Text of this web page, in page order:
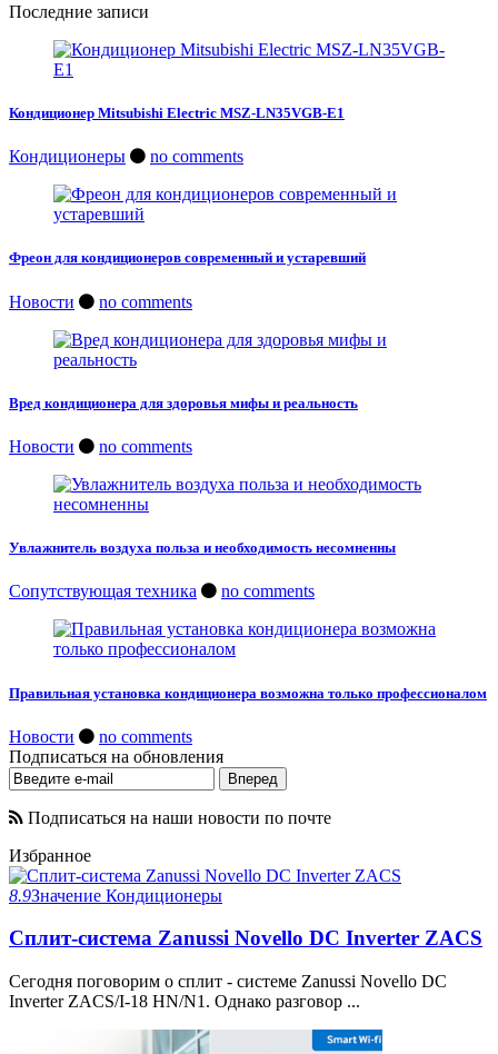
Последние записи
Кондиционер Mitsubishi Electric MSZ-LN35VGB-E1
Кондиционеры no comments
Фреон для кондиционеров современный и устаревший
Новости no comments
Вред кондиционера для здоровья мифы и реальность
Новости no comments
Увлажнитель воздуха польза и необходимость несомненны
Сопутствующая техника no comments
Правильная установка кондиционера возможна только профессионалом
Новости
no comments
Подписаться на обновления
Подписаться на наши новости по почте
Избранное
8.9Значение Кондиционеры
Сплит-система Zanussi Novello DC Inverter ZACS
Сегодня поговорим о сплит - системе Zanussi Novello DC
Inverter ZACS/I-18 HN/N1. Однако разговор ...